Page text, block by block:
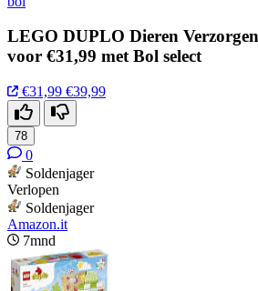
LEGO DUPLO Dieren
voor €31,99 met Bol select
€31,99 €39,99
78
0
Soldenjager
Verlopen
Soldenjager
Amazon.it
7mnd